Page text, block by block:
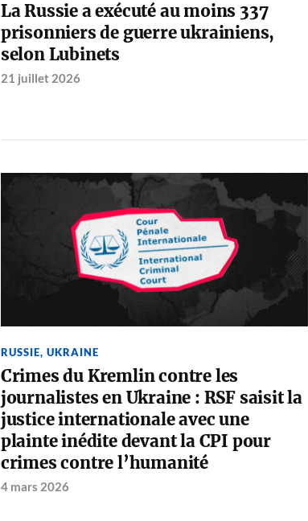
La Russie a exécuté au moins 337
prisonniers de guerre ukrainiens,
selon Lubinets
21 juillet 2026
RUSSIE, UKRAINE
Crimes du Kremlin contre les
journalistes en Ukraine : RSF saisit la
justice internationale avec une
plainte inédite devant la CPI pour
crimes contre l’humanité
4 mars 2026